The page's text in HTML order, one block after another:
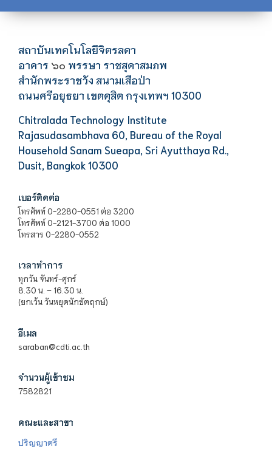
สถาบันเทคโนโลยีจิตรลดา
อาคาร ๖๐ พรรษา ราชสุดาสมภพ
สำนักพระราชวัง สนามเสือป่า
ถนนศรีอยุธยา เขตดุสิต กรุงเทพฯ 10300
Chitralada Technology Institute
Rajasudasambhava 60, Bureau of the Royal
Household Sanam Sueapa, Sri Ayutthaya Rd.,
Dusit, Bangkok 10300
เบอร์ติดต่อ
โทรศัพท์ 0-2280-0551 ต่อ 3200
โทรศัพท์ 0-2121-3700 ต่อ 1000
โทรสาร 0-2280-0552
เวลาทำการ
ทุกวัน จันทร์-ศุกร์
8.30 น. – 16.30 น.
(ยกเว้น วันหยุดนักขัตฤกษ์)
อีเมล
saraban@cdti.ac.th
จำนวนผู้เข้าชม
7582821
คณะและสาขา
ปริญญาตรี